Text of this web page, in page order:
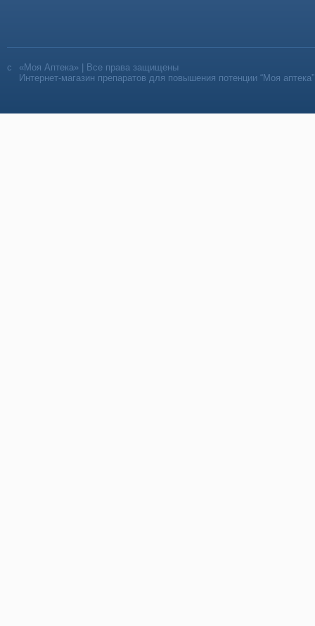
«Моя Аптека» | Все права защищены
Интернет-магазин препаратов для повышения потенции “Моя